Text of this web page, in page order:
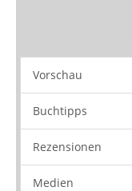
Vorschau
Buchtipps
Rezensionen
Medien